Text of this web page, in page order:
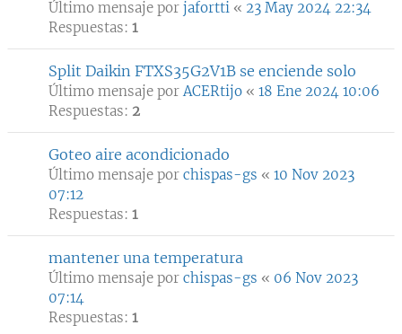
Último mensaje por jafortti « 23 May 2024 22:34
Respuestas: 1
Split Daikin FTXS35G2V1B se enciende solo
Último mensaje porACERtijo « 18 Ene 2024 10:06
Respuestas: 2
Goteo aire acondicionado
Último mensaje por chispas-gs « 10 Nov 2023
07:12
Respuestas: 1
mantener una temperatura
Último mensaje por chispas-gs « 06 Nov 2023
07:14
Respuestas: 1